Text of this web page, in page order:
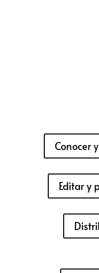
Conocer
Editar y